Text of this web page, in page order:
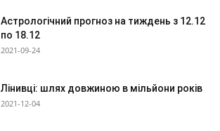
Астрологічний прогноз на тиждень з 12.12
по 18.12
2021-09-24
Лінивці: шлях довжиною в мільйони років
2021-12-04